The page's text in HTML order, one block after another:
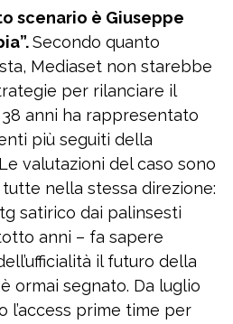
scenario è Giuseppe
Secondo quanto
Mediaset non starebbe
per rilanciare il
anni ha rappresentato
più seguiti della
valutazioni del caso sono
nella stessa direzione:
satirico dai palinsesti
anni – fa sapere
il futuro della
ormai segnato. Da luglio
l’access prime time per